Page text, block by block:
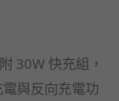
30W 快充組，
與反向充電功